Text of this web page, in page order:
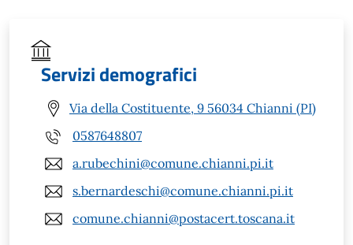
Servizi demografici
Via della Costituente, 9 56034 Chianni (PI)
0587648807
a.rubechini@comune.chianni.pi.it
s.bernardeschi@comune.chianni.pi.it
comune.chianni@postacert.toscana.it